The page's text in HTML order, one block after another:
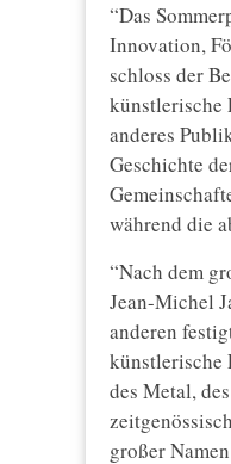
“Das
Innovation,
schloss der
künstlerische
anderes
Geschichte
während die
“Nach dem
Jean-Michel
anderen
künstlerische
des Metal,
großer